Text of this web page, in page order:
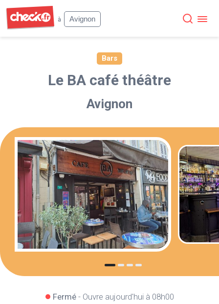
à
Avignon
Bars
Le BA café théâtre
Avignon
Fermé- Ouvre aujourd'hui à 08h00